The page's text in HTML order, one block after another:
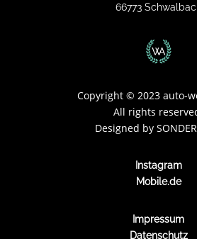
66773
Copyright © 2023 auto-
All rights
Designed by
Instagram
Mobile.de
Impressum
Datenschutz